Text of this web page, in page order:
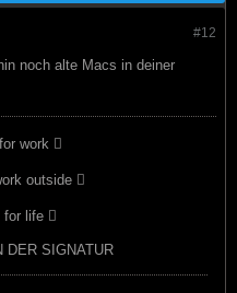
#12
noch alte Macs in deiner
work 
outside 
for life 
DER SIGNATUR